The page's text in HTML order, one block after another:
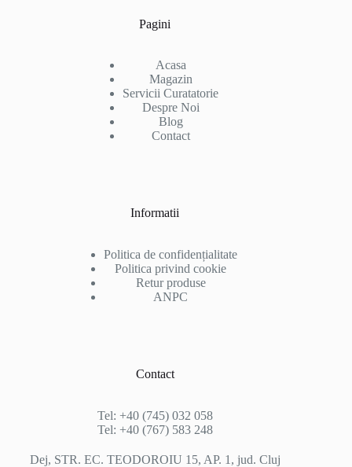
Pagini
Acasa
Magazin
Servicii Curatatorie
Despre Noi
Blog
Contact
Informatii
Politica de confidențialitate
Politica privind cookie
Retur produse
ANPC
Contact
Tel: +40 (745) 032 058
Tel: +40 (767) 583 248
Dej, STR. EC. TEODOROIU 15, AP. 1, jud. Cluj